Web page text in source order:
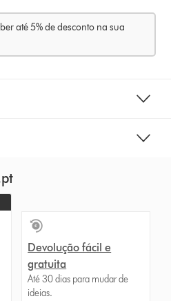
até 5% de desconto na sua
Devolução fácil e
gratuita
Até 30 dias para mudar de
ideias.